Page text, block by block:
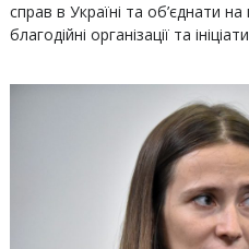
справ в Україні та об’єднати на
благодійні організації та